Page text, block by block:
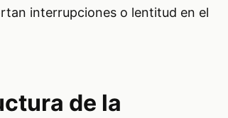
interrupciones o lentitud en el
de la